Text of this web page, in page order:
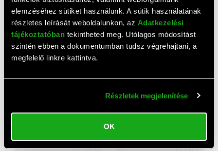
elemzéséhez sütiket használunk. A sütik használatának
részletes leírását weboldalunkon, az Adatkezelési
tájékoztatóban tekintheted meg. Utólagos módosítást
szintén ebben a dokumentumban tudsz végrehajtani, a
megfelelő linkre kattintva.
Részletek megjelenítése
OK
Ledlenser Kidled2 gyerek
fejlámpa (40lm, 1xAAA)
7 190 HUF
LEDLENSER Kidled2
fejlámpa gyerekeknek 40lm
1xAAA lila
7 190 HUF